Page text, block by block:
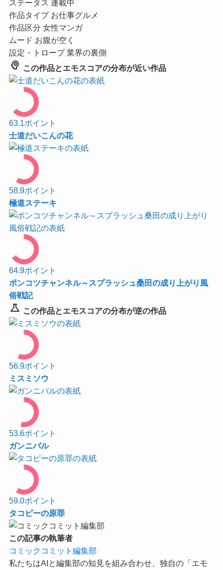
ステータス 連載中
作品タイプ お仕事グルメ
作品区分 女性マンガ
ムード お腹が空く
設定・トロープ 業界の裏側
psychology この作品とエモスコアの分布が近い作品
63.1 ポイント
士道だいこんの花
58.9ポイント
極道ステーキ
64.9ポイント
ポンコツチャンネル～スプラッシュ桑田の成り上がり風
俗戦記
science この作品とエモスコアの分布が逆の作品
56.9ポイント
ミスミソウ
53.6ポイント
ガンニバル
59.0ポイント
タコピーの原罪
この記事の執筆者
コミックコミット編集部
私たちはAIと編集部の知見を組み合わせ、独自の「エモ